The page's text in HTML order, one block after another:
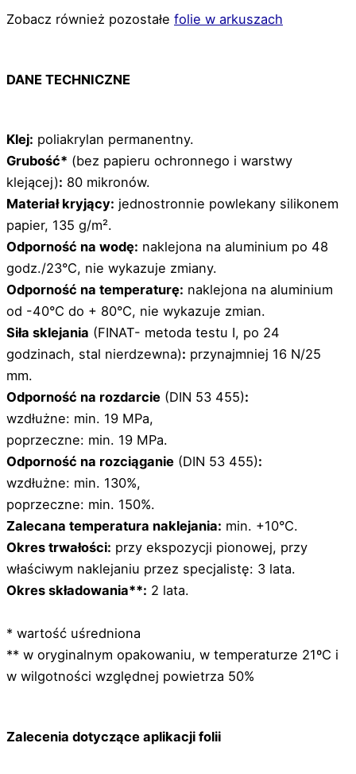
Zobacz również pozostałe folie w arkuszach
DANE TECHNICZNE
Klej: poliakrylan permanentny.
Grubość* (bez papieru ochronnego i warstwy
klejącej): 80 mikronów.
Materiał kryjący: jednostronnie powlekany silikonem
papier, 135 g/m².
Odporność na wodę: naklejona na aluminium po 48
godz./23°C, nie wykazuje zmiany.
Odporność na temperaturę: naklejona na aluminium
od -40°C do + 80°C, nie wykazuje zmian.
Siła sklejania (FINAT- metoda testu I, po 24
godzinach, stal nierdzewna): przynajmniej 16 N/25
mm.
Odporność na rozdarcie (DIN 53 455):
wzdłużne: min. 19 MPa,
poprzeczne: min. 19 MPa.
Odporność na rozciąganie (DIN 53 455):
wzdłużne: min. 130%,
poprzeczne: min. 150%.
Zalecana temperatura naklejania: min. +10°C.
Okres trwałości: przy ekspozycji pionowej, przy
właściwym naklejaniu przez specjalistę: 3 lata.
Okres składowania**: 2 lata.
* wartość uśredniona
** w oryginalnym opakowaniu, w temperaturze 21ºC i
w wilgotności względnej powietrza 50%
Zalecenia dotyczące aplikacji folii